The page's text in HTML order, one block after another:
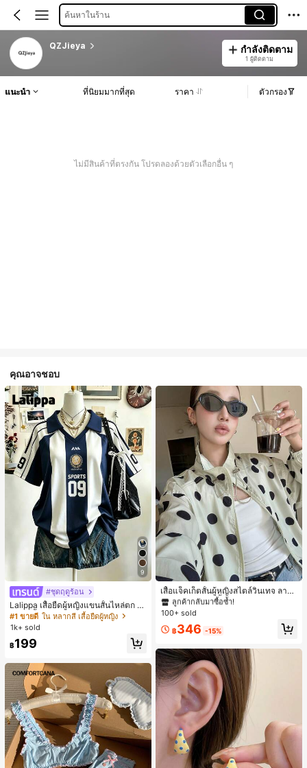
ค้นหาในร้าน
QZJieya กำลังติดตาม
1 ผู้ติดตาม
แนะนำ ที่นิยมมากที่สุด ราคา ตัวกรอง
ไม่มีสินค้าที่ตรงกัน โปรดลองด้วยตัวเลือกอื่น ๆ
คุณอาจชอบ
9
#ชุดฤดูร้อน
Lalippa เสื้อยืดผู้หญิงแขนสั้นไหล่ตก ค
อวีปกเสื้อ ลายพิมพ์ดิจิทัลลายทาง สไตล์
สปอร์ตแฟชั่นมินิมอล ของขวัญสำหรับเ
พื่อน
#1 ขายดี ใน หลากสี เสื้อยืดผู้หญิง
1k+ sold
฿199
เสื้อแจ็คเก็ตสั้นผู้หญิงสไตล์วินเทจ ลายจุ
ดขนาดใหญ่ คอตั้ง เอวเข้ารูป แขนพอง
ทรงหลวม แฟชั่นอเนกประสงค์ สำหรับใ
#1 ขายดี ใน กระเป๋า เสื้อคลุมลำลอง
ลูกค้ากลับมาซื้อซ้ำ!
#1 ขายดี ใน กระเป๋า เสื้อคลุมลำลอง
ลูกค้ากลับมาซื้อซ้ำ!
#1 ขายดี ใน กระเป๋า เสื้อคลุมลำลอง
ลูกค้ากลับมาซื้อซ้ำ!
#1 ขายดี ใน กระเป๋า เสื้อคลุมลำลอง
ลูกค้ากลับมาซื้อซ้ำ!
100+ sold
฿346 -15%